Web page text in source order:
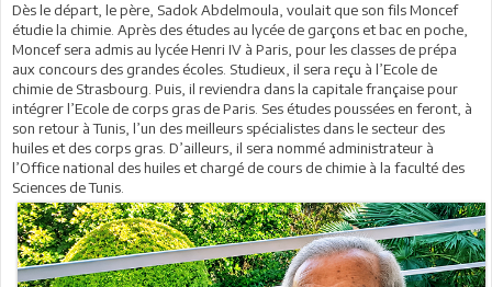
Dès le départ, le père, Sadok Abdelmoula, voulait que son fils Moncef
étudie la chimie. Après des études au lycée de garçons et bac en poche,
Moncef sera admis au lycée Henri IV à Paris, pour les classes de prépa
aux concours des grandes écoles. Studieux, il sera reçu à l’Ecole de
chimie de Strasbourg. Puis, il reviendra dans la capitale française pour
intégrer l’Ecole de corps gras de Paris. Ses études poussées en feront, à
son retour à Tunis, l’un des meilleurs spécialistes dans le secteur des
huiles et des corps gras. D’ailleurs, il sera nommé administrateur à
l’Office national des huiles et chargé de cours de chimie à la faculté des
Sciences de Tunis.